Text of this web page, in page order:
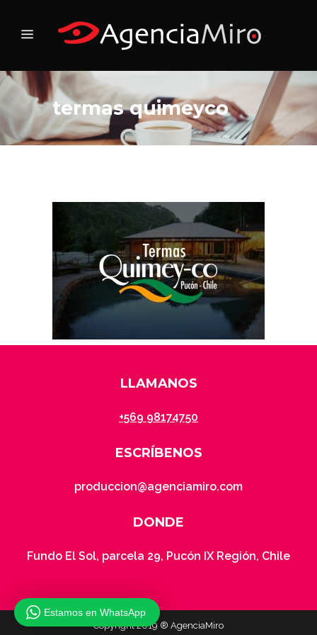
termas quimeyco
LLAMANOS
+569 98174750
ESCRÍBENOS
produccion@agenciamiro.com
DONDE
Fundo El Sol, parcela 29, Pucón IX Región, Chile
Copyright 2019 ® AgenciaMiro
Estamos en WhatsApp